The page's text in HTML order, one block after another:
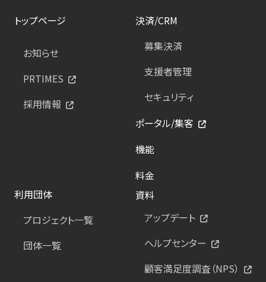
トップページ
お知らせ
PRTIMES
採用情報
決済/CRM
募集決済
支援者管理
セキュリティ
ポータル/集客
機能
料金
利用団体
プロジェクト一覧
団体一覧
資料
アップデート
ヘルプセンター
顧客満足度調査（NPS）